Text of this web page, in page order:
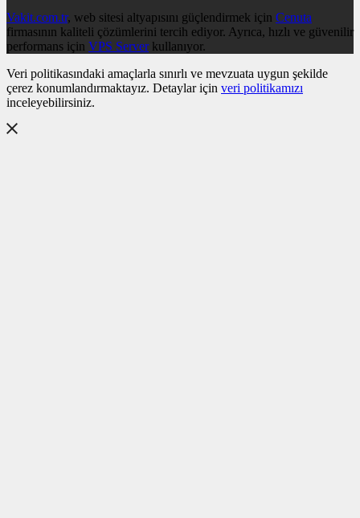
Vakit.com.tr, web sitesi altyapısını güçlendirmek için Cenuta
firmasının kaliteli çözümlerini tercih ediyor. Ayrıca, hızlı ve güvenilir
performans için VPS Serverkullanıyor.
Veri politikasındaki amaçlarla sınırlı ve mevzuata uygun şekilde
çerez konumlandırmaktayız. Detaylar için veri politikamızı
inceleyebilirsiniz.